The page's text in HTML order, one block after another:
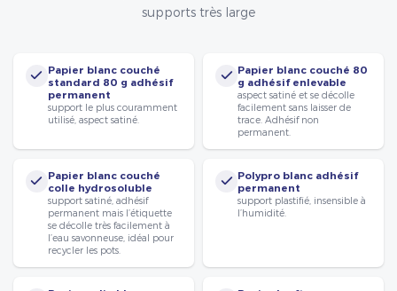
supports très large
Papier blanc couché
standard 80 g adhésif
permanent
support le plus couramment
utilisé, aspect satiné.
Papier blanc couché 80
g adhésif enlevable
aspect satiné et se décolle
facilement sans laisser de
trace. Adhésif non
permanent.
Papier blanc couché
colle hydrosoluble
support satiné, adhésif
permanent mais l’étiquette
se décolle très facilement à
l’eau savonneuse, idéal pour
recycler les pots.
Polypro blanc adhésif
permanent
support plastifié, insensible à
l’humidité.